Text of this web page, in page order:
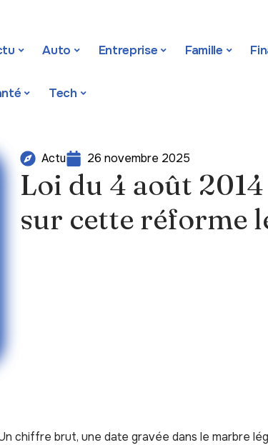
Auto Entreprise Famille
Tech
Actu 26 novembre 2025
Loi du 4 août 2014
sur cette réforme
chiffre brut, une date gravée dans le marbre